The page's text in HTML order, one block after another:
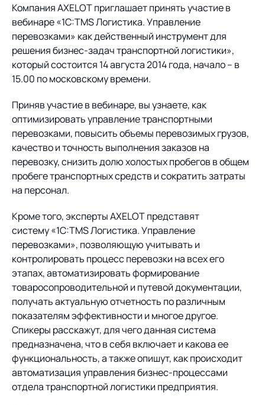
Управление перевозками
и транспортным парком
Интегрированное
планирование
контейнерным
терминалом
Логистический
консалтинг
Роботизация
Оборудование для склада
AXELOT AI
Автоматизация
процессов
Техническое оснащение
Постпроектное
сопровождение
Облачные сервисы
Формирование центров
компетенций
Новости
Мероприятия
СМИ о нас
Архив мероприятий
Проекты
Проекты
Контакты
Контакты
Академия
Предложение для
учебных заведений
База знаний
База знаний
Компания AXELOT приглашает принять участие в
вебинаре «1С:TMS Логистика. Управление
перевозками» как действенный инструмент для
решения бизнес-задач транспортной логистики»,
который состоится 14 августа 2014 года, начало – в
15.00 по московскому времени.
Приняв участие в вебинаре, вы узнаете, как
оптимизировать управление транспортными
перевозками, повысить объемы перевозимых грузов,
качество и точность выполнения заказов на
перевозку, снизить долю холостых пробегов в общем
пробеге транспортных средств и сократить затраты
на персонал.
Кроме того, эксперты AXELOT представят
систему «1С:TMS Логистика. Управление
перевозками», позволяющую учитывать и
контролировать процесс перевозки на всех его
этапах, автоматизировать формирование
товаросопроводительной и путевой документации,
получать актуальную отчетность по различным
показателям эффективности и многое другое.
Спикеры расскажут, для чего данная система
предназначена, что в себя включает и какова ее
функциональность, а также опишут, как происходит
автоматизация управления бизнес-процессами
отдела транспортной логистики предприятия.